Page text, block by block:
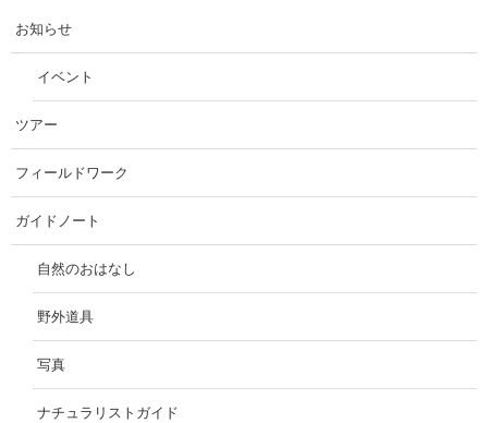
お知らせ
イベント
ツアー
フィールドワーク
ガイドノート
自然のおはなし
野外道具
写真
ナチュラリストガイド